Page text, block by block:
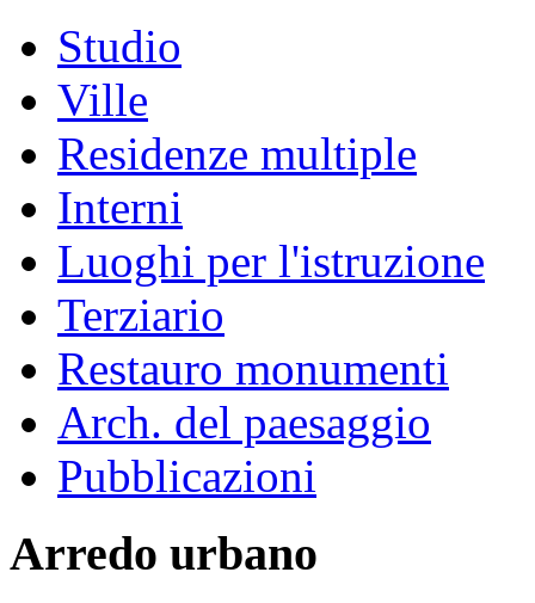
Studio
Ville
Residenze multiple
Interni
Luoghi per l'istruzione
Terziario
Restauro monumenti
Arch. del paesaggio
Pubblicazioni
Arredo urbano